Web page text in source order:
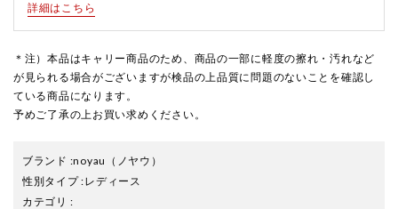
詳細はこちら
＊注）本品はキャリー商品のため、商品の一部に軽度の擦れ・汚れなど
が見られる場合がございますが検品の上品質に問題のないことを確認し
ている商品になります。
予めご了承の上お買い求めください。
ブランド :noyau （ノヤウ）
性別タイプ:レディース
カテゴリ :